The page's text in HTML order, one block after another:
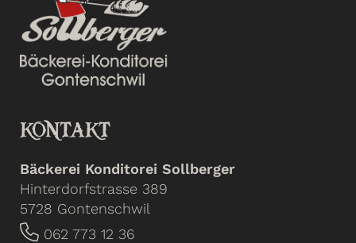
KONTAKT
Bäckerei Konditorei Sollberger
Hinterdorfstrasse 389
5728 Gontenschwil
062 773 12 36